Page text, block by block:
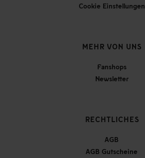
Cookie Einstellungen
MEHR VON UNS
Fanshops
Newsletter
RECHTLICHES
AGB
AGB Gutscheine